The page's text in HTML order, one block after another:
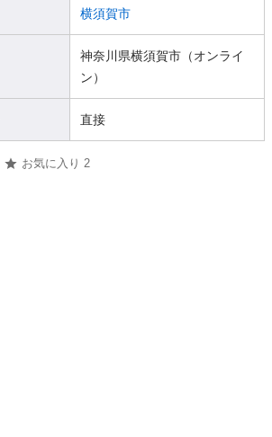
横須賀市
神奈川県横須賀市（オンライ
ン）
直接
お気に入り 2